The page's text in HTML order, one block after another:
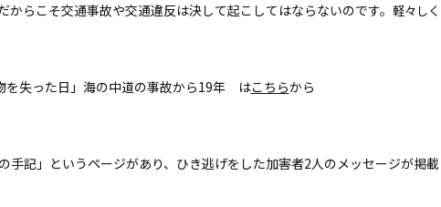
らこそ交通事故や交通違反は決して起こしてはならないのです。 軽々しく
を失った日」海の中道の事故から19年 はこちらから
記」というページがあり、ひき逃げをした加害者2人のメッセージが掲